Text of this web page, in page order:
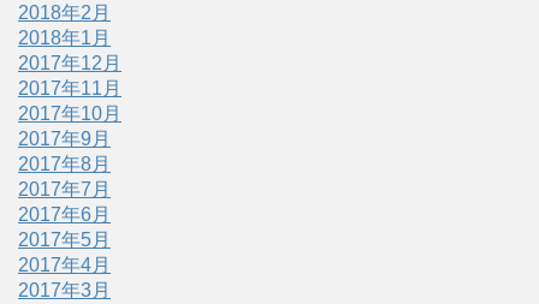
2018年2月
2018年1月
2017年12月
2017年11月
2017年10月
2017年9月
2017年8月
2017年7月
2017年6月
2017年5月
2017年4月
2017年3月